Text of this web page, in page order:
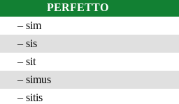
PERFETTO
– sim
– sis
– sit
– simus
– sitis